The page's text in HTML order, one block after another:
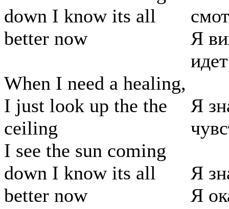
down I know its all
better now
When I need a healing,
I just look up the the
ceiling
I see the sun coming
down I know its all
better now
Я
Я
Я
Я